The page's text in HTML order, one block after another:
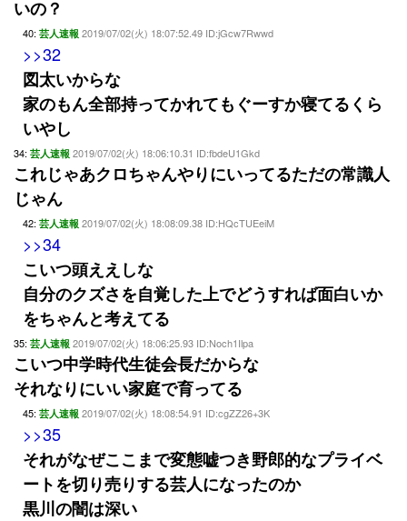
いの？
40: 芸人速報 2019/07/02(火) 18:07:52.49 ID:jGcw7Rwwd
>>32
図太いからな
家のもん全部持ってかれてもぐーすか寝てるくら
いやし
34: 芸人速報 2019/07/02(火) 18:06:10.31 ID:fbdeU1Gkd
これじゃあクロちゃんやりにいってるただの常識人
じゃん
42: 芸人速報 2019/07/02(火) 18:08:09.38 ID:HQcTUEeiM
>>34
こいつ頭ええしな
自分のクズさを自覚した上でどうすれば面白いか
をちゃんと考えてる
35: 芸人速報 2019/07/02(火) 18:06:25.93 ID:Noch1Ilpa
こいつ中学時代生徒会長だからな
それなりにいい家庭で育ってる
45: 芸人速報 2019/07/02(火) 18:08:54.91 ID:cgZZ26+3K
>>35
それがなぜここまで変態嘘つき野郎的なプライベ
ートを切り売りする芸人になったのか
黒川の闇は深い